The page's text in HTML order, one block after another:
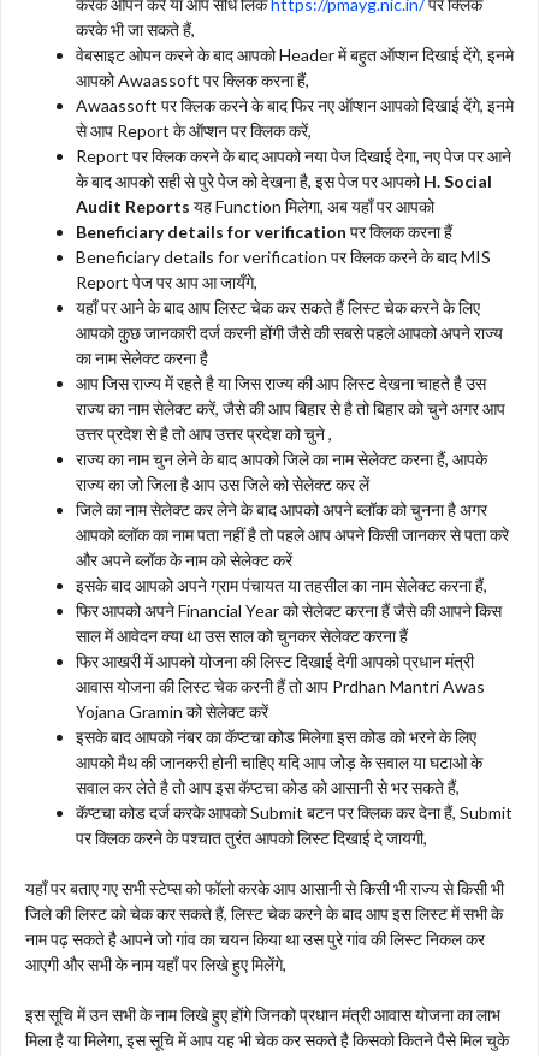
करके भी जा सकते हैं,
वेबसाइट ओपन करने के बाद आपको Header में बहुत ऑप्शन दिखाई देंगे, इनमे
आपको Awaassoft पर क्लिक करना हैं,
Awaassoft पर क्लिक करने के बाद फिर नए ऑप्शन आपको दिखाई देंगे, इनमे
से आप Report के ऑप्शन पर क्लिक करें,
Report पर क्लिक करने के बाद आपको नया पेज दिखाई देगा, नए पेज पर आने
के बाद आपको सही से पुरे पेज को देखना है, इस पेज पर आपकोH. Social
Audit Reports यह Function मिलेगा, अब यहाँ पर आपको
Beneficiary details for verification पर क्लिक करना हैं
Beneficiary details for verification पर क्लिक करने के बाद MIS
Report पेज पर आप आ जायँगे,
यहाँ पर आने के बाद आप लिस्ट चेक कर सकते हैं लिस्ट चेक करने के लिए
आपको कुछ जानकारी दर्ज करनी होंगी जैसे की सबसे पहले आपको अपने राज्य
का नाम सेलेक्ट करना है
आप जिस राज्य में रहते है या जिस राज्य की आप लिस्ट देखना चाहते है उस
राज्य का नाम सेलेक्ट करें, जैसे की आप बिहार से है तो बिहार को चुने अगर आप
उत्तर प्रदेश से है तो आप उत्तर प्रदेश को चुने ,
राज्य का नाम चुन लेने के बाद आपको जिले का नाम सेलेक्ट करना हैं, आपके
राज्य का जो जिला है आप उस जिले को सेलेक्ट कर लें
जिले का नाम सेलेक्ट कर लेने के बाद आपको अपने ब्लॉक को चुनना है अगर
आपको ब्लॉक का नाम पता नहीं है तो पहले आप अपने किसी जानकर से पता करे
और अपने ब्लॉक के नाम को सेलेक्ट करें
इसके बाद आपको अपने ग्राम पंचायत या तहसील का नाम सेलेक्ट करना हैं,
फिर आपको अपने Financial Year को सेलेक्ट करना हैं जैसे की आपने किस
साल में आवेदन क्या था उस साल को चुनकर सेलेक्ट करना हैं
फिर आखरी में आपको योजना की लिस्ट दिखाई देगी आपको प्रधान मंत्री
आवास योजना की लिस्ट चेक करनी हैं तो आप Prdhan Mantri Awas
Yojana Gramin को सेलेक्ट करें
इसके बाद आपको नंबर का कॅप्टचा कोड मिलेगा इस कोड को भरने के लिए
आपको मैथ की जानकरी होनी चाहिए यदि आप जोड़ के सवाल या घटाओ के
सवाल कर लेते है तो आप इस कॅप्टचा कोड को आसानी से भर सकते हैं,
कॅप्टचा कोड दर्ज करके आपको Submit बटन पर क्लिक कर देना हैं, Submit
पर क्लिक करने के पश्चात तुरंत आपको लिस्ट दिखाई दे जायगी,
यहाँ पर बताए गए सभी स्टेप्स को फॉलो करके आप आसानी से किसी भी राज्य से किसी भी
जिले की लिस्ट को चेक कर सकते हैं, लिस्ट चेक करने के बाद आप इस लिस्ट में सभी के
नाम पढ़ सकते है आपने जो गांव का चयन किया था उस पुरे गांव की लिस्ट निकल कर
आएगी और सभी के नाम यहाँ पर लिखे हुए मिलेंगे,
इस सूचि में उन सभी के नाम लिखे हुए होंगे जिनको प्रधान मंत्री आवास योजना का लाभ
मिला है या मिलेगा, इस सूचि में आप यह भी चेक कर सकते है किसको कितने पैसे मिल चुके